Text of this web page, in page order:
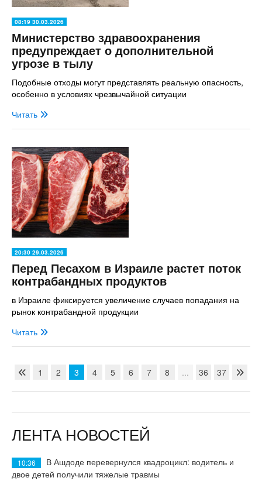
08:19 30.03.2026
Министерство здравоохранения
предупреждает о дополнительной
угрозе в тылу
Подобные отходы могут представлять реальную опасность,
особенно в условиях чрезвычайной ситуации
Читать
20:30 29.03.2026
Перед Песахом в Израиле растет поток
контрабандных продуктов
в Израиле фиксируется увеличение случаев попадания на
рынок контрабандной продукции
Читать
1 2 3 4 5 6 7 8 ... 36 37
ЛЕНТА НОВОСТЕЙ
10:36
В Ашдоде перевернулся квадроцикл: водитель и
двое детей получили тяжелые травмы